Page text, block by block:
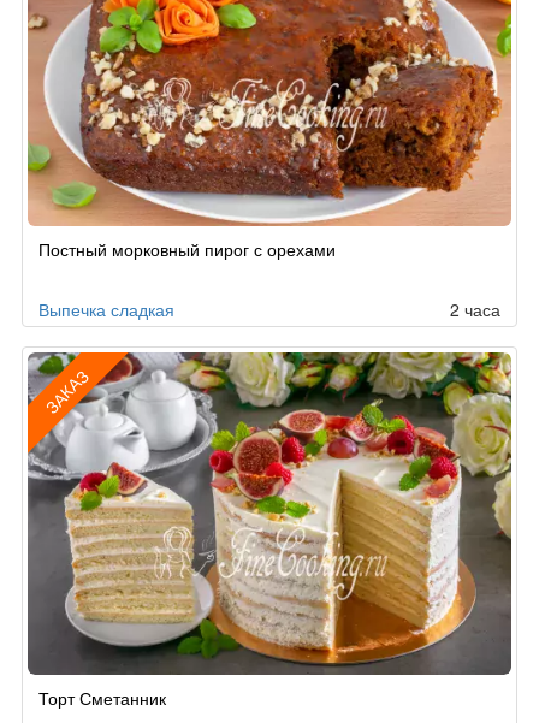
Постный морковный пирог с орехами
Выпечка сладкая 2 часа
ЗАКАЗ
по
Торт Сметанник